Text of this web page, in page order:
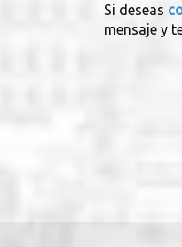
Si deseas
mensaje y